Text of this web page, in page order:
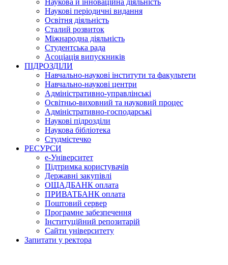
Наукові періодичні видання
Освітня діяльність
Сталий розвиток
Міжнародна діяльність
Студентська рада
Асоціація випускників
ПІДРОЗДІЛИ
Навчально-наукові інститути та факультети
Навчально-наукові центри
Адміністративно-управлінські
Освітньо-виховний та науковий процес
Адміністративно-господарські
Наукові підрозділи
Наукова бібліотека
Студмістечко
РЕСУРСИ
е-Університет
Підтримка користувачів
Державні закупівлі
ОЩАДБАНК оплата
ПРИВАТБАНК оплата
Поштовий сервер
Програмне забезпечення
Інституційний репозитарій
Сайти університету
Запитати у ректора